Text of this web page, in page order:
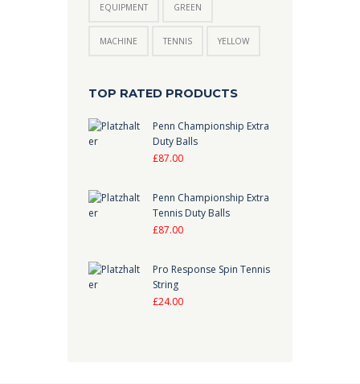
EQUIPMENT GREEN
MACHINE TENNIS YELLOW
TOP RATED PRODUCTS
Penn Championship Extra
Duty Balls
£87.00
Penn Championship Extra
Tennis Duty Balls
£87.00
Pro Response Spin Tennis
String
£24.00